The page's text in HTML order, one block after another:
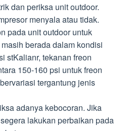
dan periksa unit outdoor.
menyala atau tidak.
pada unit outdoor untuk
berada dalam kondisi
stKalianr, tekanan freon
150-160 psi untuk freon
tergantung jenis
adanya kebocoran. Jika
lakukan perbaikan pada